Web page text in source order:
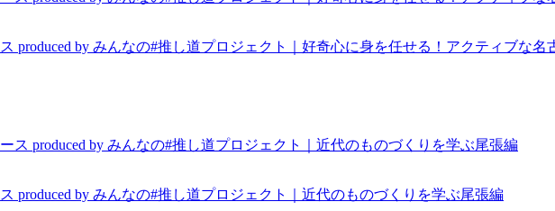
produced by みんなの#推し道プロジェクト｜好奇心に身を任せる！アクティブな名
produced by みんなの#推し道プロジェクト｜近代のものづくりを学ぶ尾張編